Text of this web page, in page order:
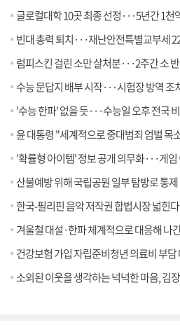
글로컬대학 10곳 최종 선정···5년간 1천
빈대 총력 퇴치···재난안전특별교부세
럼피스킨 걸린 소만 살처분···2주간 소
수능 문답지 배부 시작···시험장 방역 조
'수능 한파' 없을 듯···수능일 오후 전국 비
윤 대통령 "세계적으로 중대범죄 엄벌 목
'확률형 아이템' 정보 공개 의무화···게
산불예방 위해 국립공원 일부 탐방로 통제
한국-필리핀 음악 저작권 합법시장 넓힌다
겨울철 대설·한파 체계적으로 대응해 나
건강보험 가입 자립준비청년 의료비 부담
소외된 이웃을 생각하는 넉넉한 마음, 김장 문